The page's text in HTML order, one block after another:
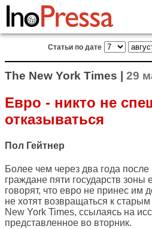
Статьи по дате
The New York Times | 29
Евро - никто не
отказываться
Пол Гейтнер
Более чем через два года
граждане пяти государств
говорят, что евро не принес им
не хотят возвращаться к
New York Times, ссылаясь на
представленное во вторник.